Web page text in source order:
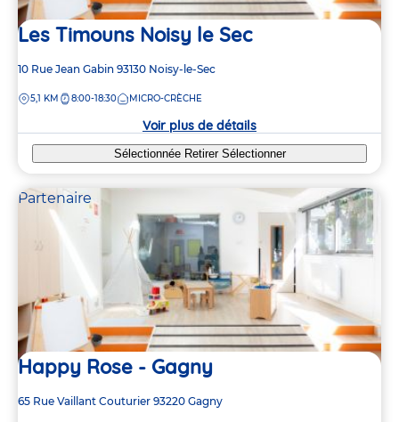
Les Timouns Noisy le Sec
Adresse
la
10 Rue Jean Gabin 93130 Noisy-le-Sec
DISTANCE
5,1 KM 8:00-18:30 MICRO-CRÈCHE
Voir plus de détails
Sélectionnée Retirer Sélectionner
Partenaire
Happy Rose - Gagny
Adresse
65 Rue Vaillant Couturier 93220 Gagny